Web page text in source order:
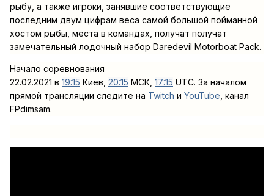
рыбу, а также игроки, занявшие соответствующие
последним двум цифрам веса самой большой пойманной
хостом рыбы, места в командах, получат получат
замечательный лодочный набор Daredevil Motorboat Pack.
Начало соревнования
22.02.2021 в 19:15 Киев, 20:15 МСК, 17:15 UTC. За началом
прямой трансляции следите на Twitch и YouTube , канал
FPdimsam.